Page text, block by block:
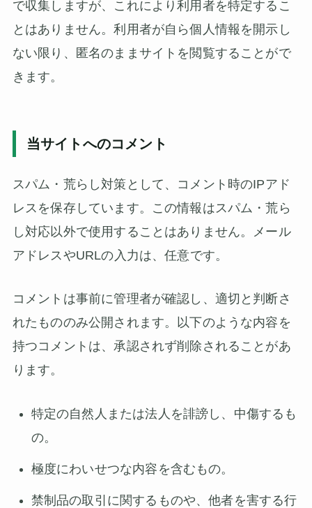
で収集しますが、これにより利用者を特定するこ
とはありません。利用者が自ら個人情報を開示し
ない限り、匿名のままサイトを閲覧することがで
きます。
当サイトへのコメント
スパム・荒らし対策として、コメント時のIPアド
レスを保存しています。この情報はスパム・荒ら
し対応以外で使用することはありません。メール
アドレスやURLの入力は、任意です。
コメントは事前に管理者が確認し、適切と判断さ
れたもののみ公開されます。以下のような内容を
持つコメントは、承認されず削除されることがあ
ります。
特定の自然人または法人を誹謗し、中傷するも
の。
極度にわいせつな内容を含むもの。
禁制品の取引に関するものや、他者を害する行